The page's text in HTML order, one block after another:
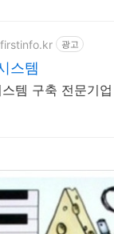
광고
스템
템 구축 전문기